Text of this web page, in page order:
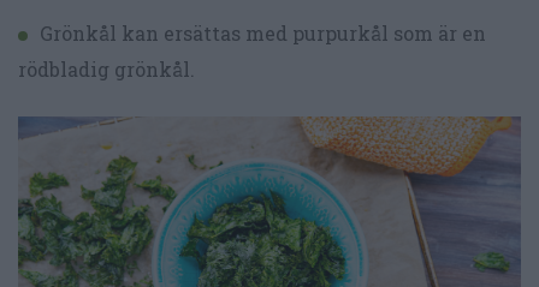
Grönkål kan ersättas med purpurkål som är en
rödbladig grönkål.